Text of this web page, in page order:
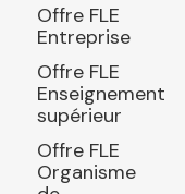
Offre FLE
Entreprise
Offre FLE
Enseignement
supérieur
Offre FLE
Organisme